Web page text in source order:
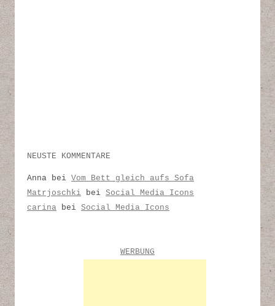
NEUSTE KOMMENTARE
Anna bei Vom Bett gleich aufs Sofa
Matrjoschki bei Social Media Icons
carina bei Social Media Icons
WERBUNG